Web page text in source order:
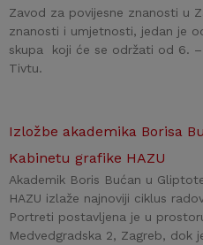
Zavod za povijesne znanosti u
znanosti i umjetnosti, jedan je
skupa koji će se održati od 6. –
Tivtu.
Izložbe akademika Borisa
Kabinetu grafike HAZU
Akademik Boris Bućan u
HAZU izlaže najnoviji ciklus
Portreti postavljena je u
Medvedgradska 2, Zagreb, dok